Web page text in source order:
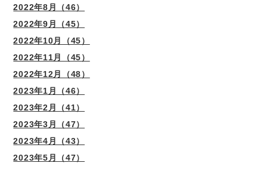
2022年8月（46）
2022年9月（45）
2022年10月（45）
2022年11月（45）
2022年12月（48）
2023年1月（46）
2023年2月（41）
2023年3月（47）
2023年4月（43）
2023年5月（47）